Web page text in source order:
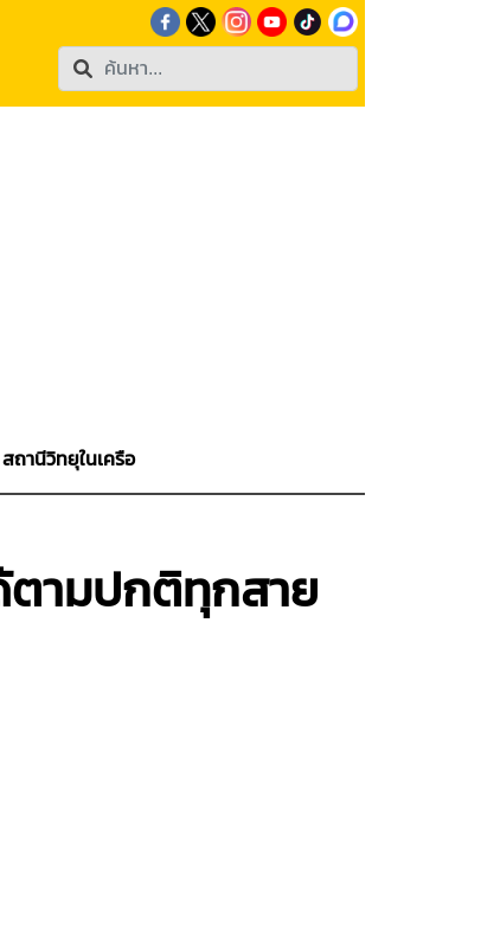
สถานีวิทยุในเครือ
ตามปกติทุกสาย